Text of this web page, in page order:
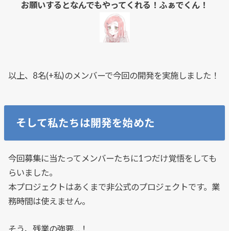
お願いするとなんでもやってくれる！ふぁでくん！
以上、8名(+私)のメンバーで今回の開発を実施しました！
そして私たちは開発を始めた
今回募集に当たってメンバーたちに1つだけ覚悟をしても
らいました。
本プロジェクトはあくまで非公式のプロジェクトです。業
務時間は使えません。
そう、残業の強要…！